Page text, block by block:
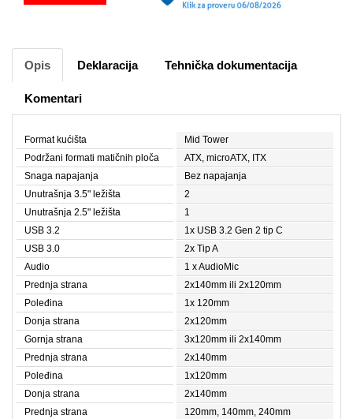
Opis Deklaracija Tehnička dokumentacija
Komentari
Format kućišta
Mid Tower
Podržani formati matičnih ploča
ATX, microATX, ITX
Snaga napajanja
Bez napajanja
Unutrašnja 3.5" ležišta
2
Unutrašnja 2.5" ležišta
1
USB 3.2
1x USB 3.2 Gen 2 tip C
USB 3.0
2x Tip A
Audio
1 x AudioMic
Prednja strana
2x140mm ili 2x120mm
Poleđina
1x 120mm
Donja strana
2x120mm
Gornja strana
3x120mm ili 2x140mm
Prednja strana
2x140mm
Poleđina
1x120mm
Donja strana
2x140mm
Prednja strana
120mm, 140mm, 240mm